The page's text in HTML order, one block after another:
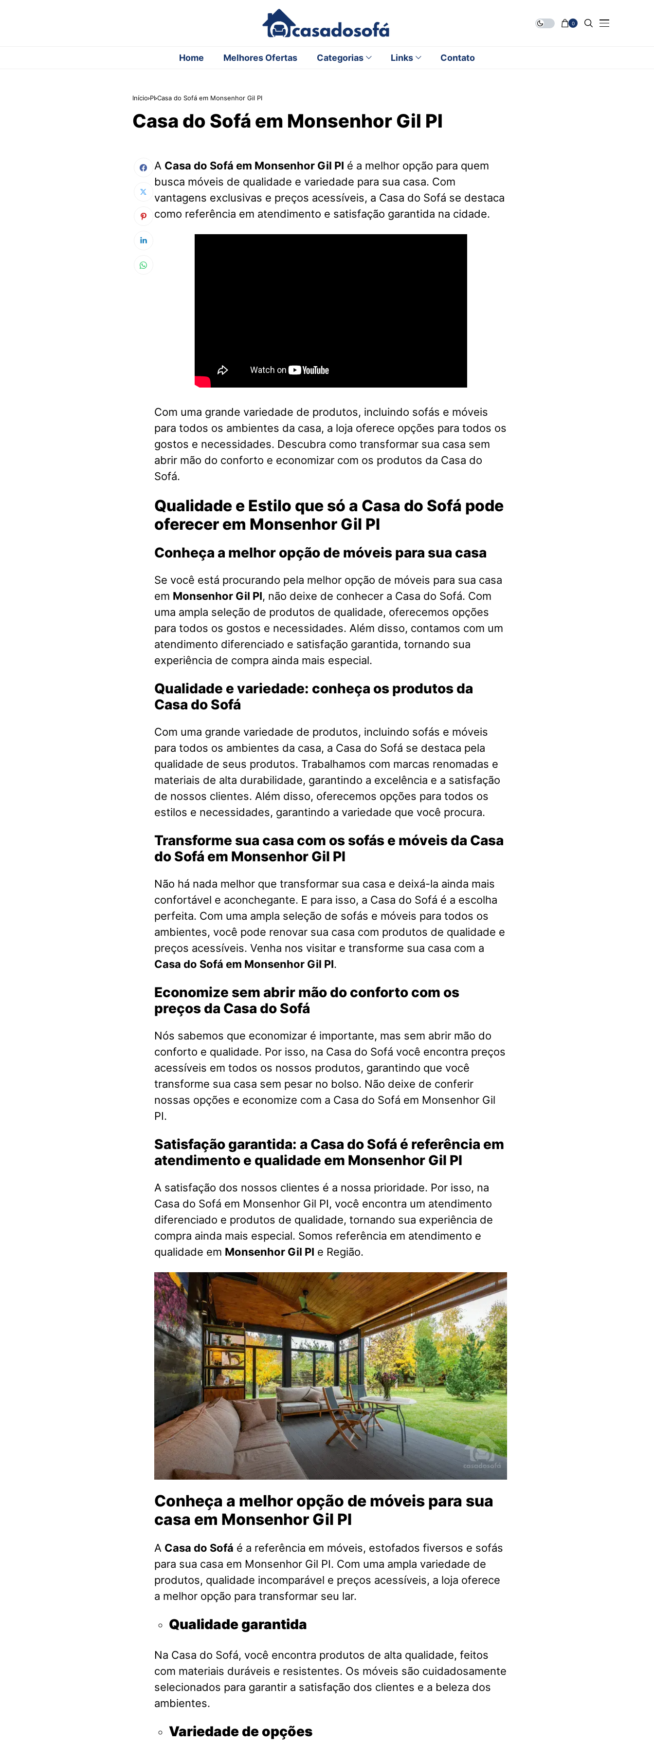
0
Home Melhores Ofertas Categorias Links Contato
Início PI Casa do Sofá em Monsenhor Gil PI
Casa do Sofá em Monsenhor Gil PI
A Casa do Sofá em Monsenhor Gil PI é a melhor opção para quem
busca móveis de qualidade e variedade para sua casa. Com
vantagens exclusivas e preços acessíveis, a Casa do Sofá se destaca
como referência em atendimento e satisfação garantida na cidade.
Com uma grande variedade de produtos, incluindo sofás e móveis
para todos os ambientes da casa, a loja oferece opções para todos os
gostos e necessidades. Descubra como transformar sua casa sem
abrir mão do conforto e economizar com os produtos da Casa do
Sofá.
Qualidade e Estilo que só a Casa do Sofá pode
oferecer em Monsenhor Gil PI
Conheça a melhor opção de móveis para sua casa
Se você está procurando pela melhor opção de móveis para sua casa
em Monsenhor Gil PI, não deixe de conhecer a Casa do Sofá. Com
uma ampla seleção de produtos de qualidade, oferecemos opções
para todos os gostos e necessidades. Além disso, contamos com um
atendimento diferenciado e satisfação garantida, tornando sua
experiência de compra ainda mais especial.
Qualidade e variedade: conheça os produtos da
Casa do Sofá
Com uma grande variedade de produtos, incluindo sofás e móveis
para todos os ambientes da casa, a Casa do Sofá se destaca pela
qualidade de seus produtos. Trabalhamos com marcas renomadas e
materiais de alta durabilidade, garantindo a excelência e a satisfação
de nossos clientes. Além disso, oferecemos opções para todos os
estilos e necessidades, garantindo a variedade que você procura.
Transforme sua casa com os sofás e móveis da Casa
do Sofá em Monsenhor Gil PI
Não há nada melhor que transformar sua casa e deixá-la ainda mais
confortável e aconchegante. E para isso, a Casa do Sofá é a escolha
perfeita. Com uma ampla seleção de sofás e móveis para todos os
ambientes, você pode renovar sua casa com produtos de qualidade e
preços acessíveis. Venha nos visitar e transforme sua casa com a
Casa do Sofá em Monsenhor Gil PI.
Economize sem abrir mão do conforto com os
preços da Casa do Sofá
Nós sabemos que economizar é importante, mas sem abrir mão do
conforto e qualidade. Por isso, na Casa do Sofá você encontra preços
acessíveis em todos os nossos produtos, garantindo que você
transforme sua casa sem pesar no bolso. Não deixe de conferir
nossas opções e economize com a Casa do Sofá em Monsenhor Gil
PI.
Satisfação garantida: a Casa do Sofá é referência em
atendimento e qualidade em Monsenhor Gil PI
A satisfação dos nossos clientes é a nossa prioridade. Por isso, na
Casa do Sofá em Monsenhor Gil PI, você encontra um atendimento
diferenciado e produtos de qualidade, tornando sua experiência de
compra ainda mais especial. Somos referência em atendimento e
qualidade em Monsenhor Gil PI e Região.
Conheça a melhor opção de móveis para sua
casa em Monsenhor Gil PI
A Casa do Sofá é a referência em móveis, estofados fiversos e sofás
para sua casa em Monsenhor Gil PI. Com uma ampla variedade de
produtos, qualidade incomparável e preços acessíveis, a loja oferece
a melhor opção para transformar seu lar.
Qualidade garantida
Na Casa do Sofá, você encontra produtos de alta qualidade, feitos
com materiais duráveis e resistentes. Os móveis são cuidadosamente
selecionados para garantir a satisfação dos clientes e a beleza dos
ambientes.
Variedade de opções